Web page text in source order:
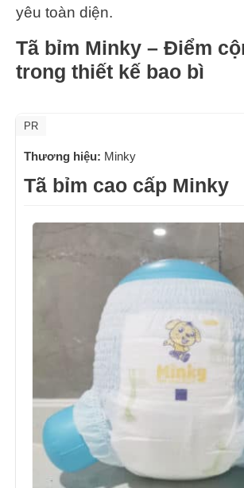
yêu toàn diện.
Tã bỉm Minky – Điểm
trong thiết kế bao bì
PR
Thương hiệu: Minky
Tã bỉm cao cấp Minky